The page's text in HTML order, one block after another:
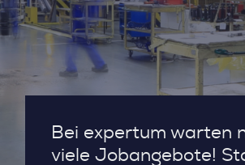
Bei expertum warten
viele Jobangebote!